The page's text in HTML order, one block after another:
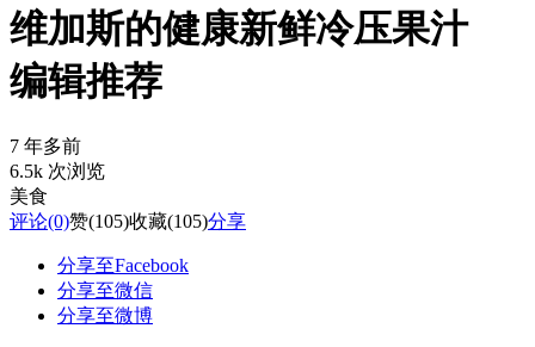
维加斯的健康新鲜冷压果汁
编辑推荐
7 年多前
6.5k 次浏览
美食
评论(0)赞(105)收藏(105)分享
分享至Facebook
分享至微信
分享至微博